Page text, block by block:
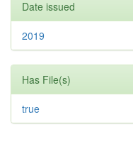
Date issued
2019
Has File(s)
true